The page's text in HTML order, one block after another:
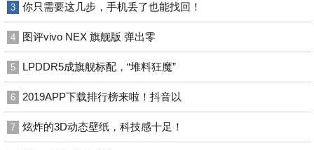
3 你只需要这几步，手机丢了也能找回！
4 图评vivo NEX 旗舰版 弹出零
5 LPDDR5成旗舰标配，“堆料狂魔”
6 2019APP下载排行榜来啦！抖音以
7 炫炸的3D动态壁纸，科技感十足！